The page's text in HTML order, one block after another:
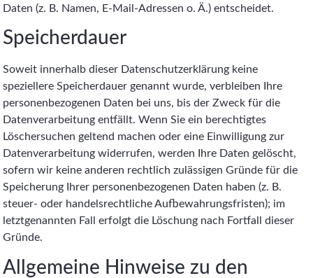
Daten (z. B. Namen, E-Mail-Adressen o. Ä.) entscheidet.
Speicherdauer
Soweit innerhalb dieser Datenschutzerklärung keine
speziellere Speicherdauer genannt wurde, verbleiben Ihre
personenbezogenen Daten bei uns, bis der Zweck für die
Datenverarbeitung entfällt. Wenn Sie ein berechtigtes
Löschersuchen geltend machen oder eine Einwilligung zur
Datenverarbeitung widerrufen, werden Ihre Daten gelöscht,
sofern wir keine anderen rechtlich zulässigen Gründe für die
Speicherung Ihrer personenbezogenen Daten haben (z. B.
steuer- oder handelsrechtliche Aufbewahrungsfristen); im
letztgenannten Fall erfolgt die Löschung nach Fortfall dieser
Gründe.
Allgemeine Hinweise zu den